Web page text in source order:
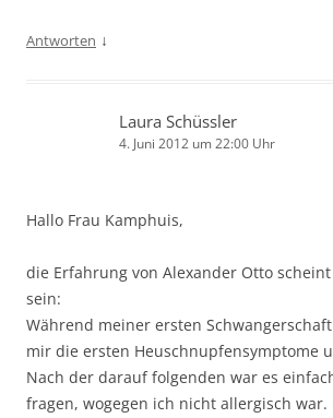
Antworten ↓
Laura Schüssler
4. Juni 2012 um 22:00 Uhr
Hallo Frau Kamphuis,
die Erfahrung von Alexander Otto
sein:
Während meiner ersten
mir die ersten Heuschnupfensymptome
Nach der darauf folgenden war es
fragen, wogegen ich nicht allergisch